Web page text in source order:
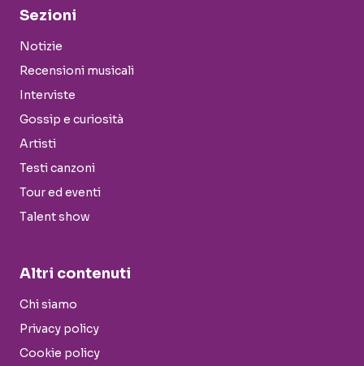
Sezioni
Notizie
Recensioni musicali
Interviste
Gossip e curiosità
Artisti
Testi canzoni
Tour ed eventi
Talent show
Altri contenuti
Chi siamo
Privacy policy
Cookie policy